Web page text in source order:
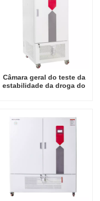
Câmara geral do teste da
estabilidade da droga do